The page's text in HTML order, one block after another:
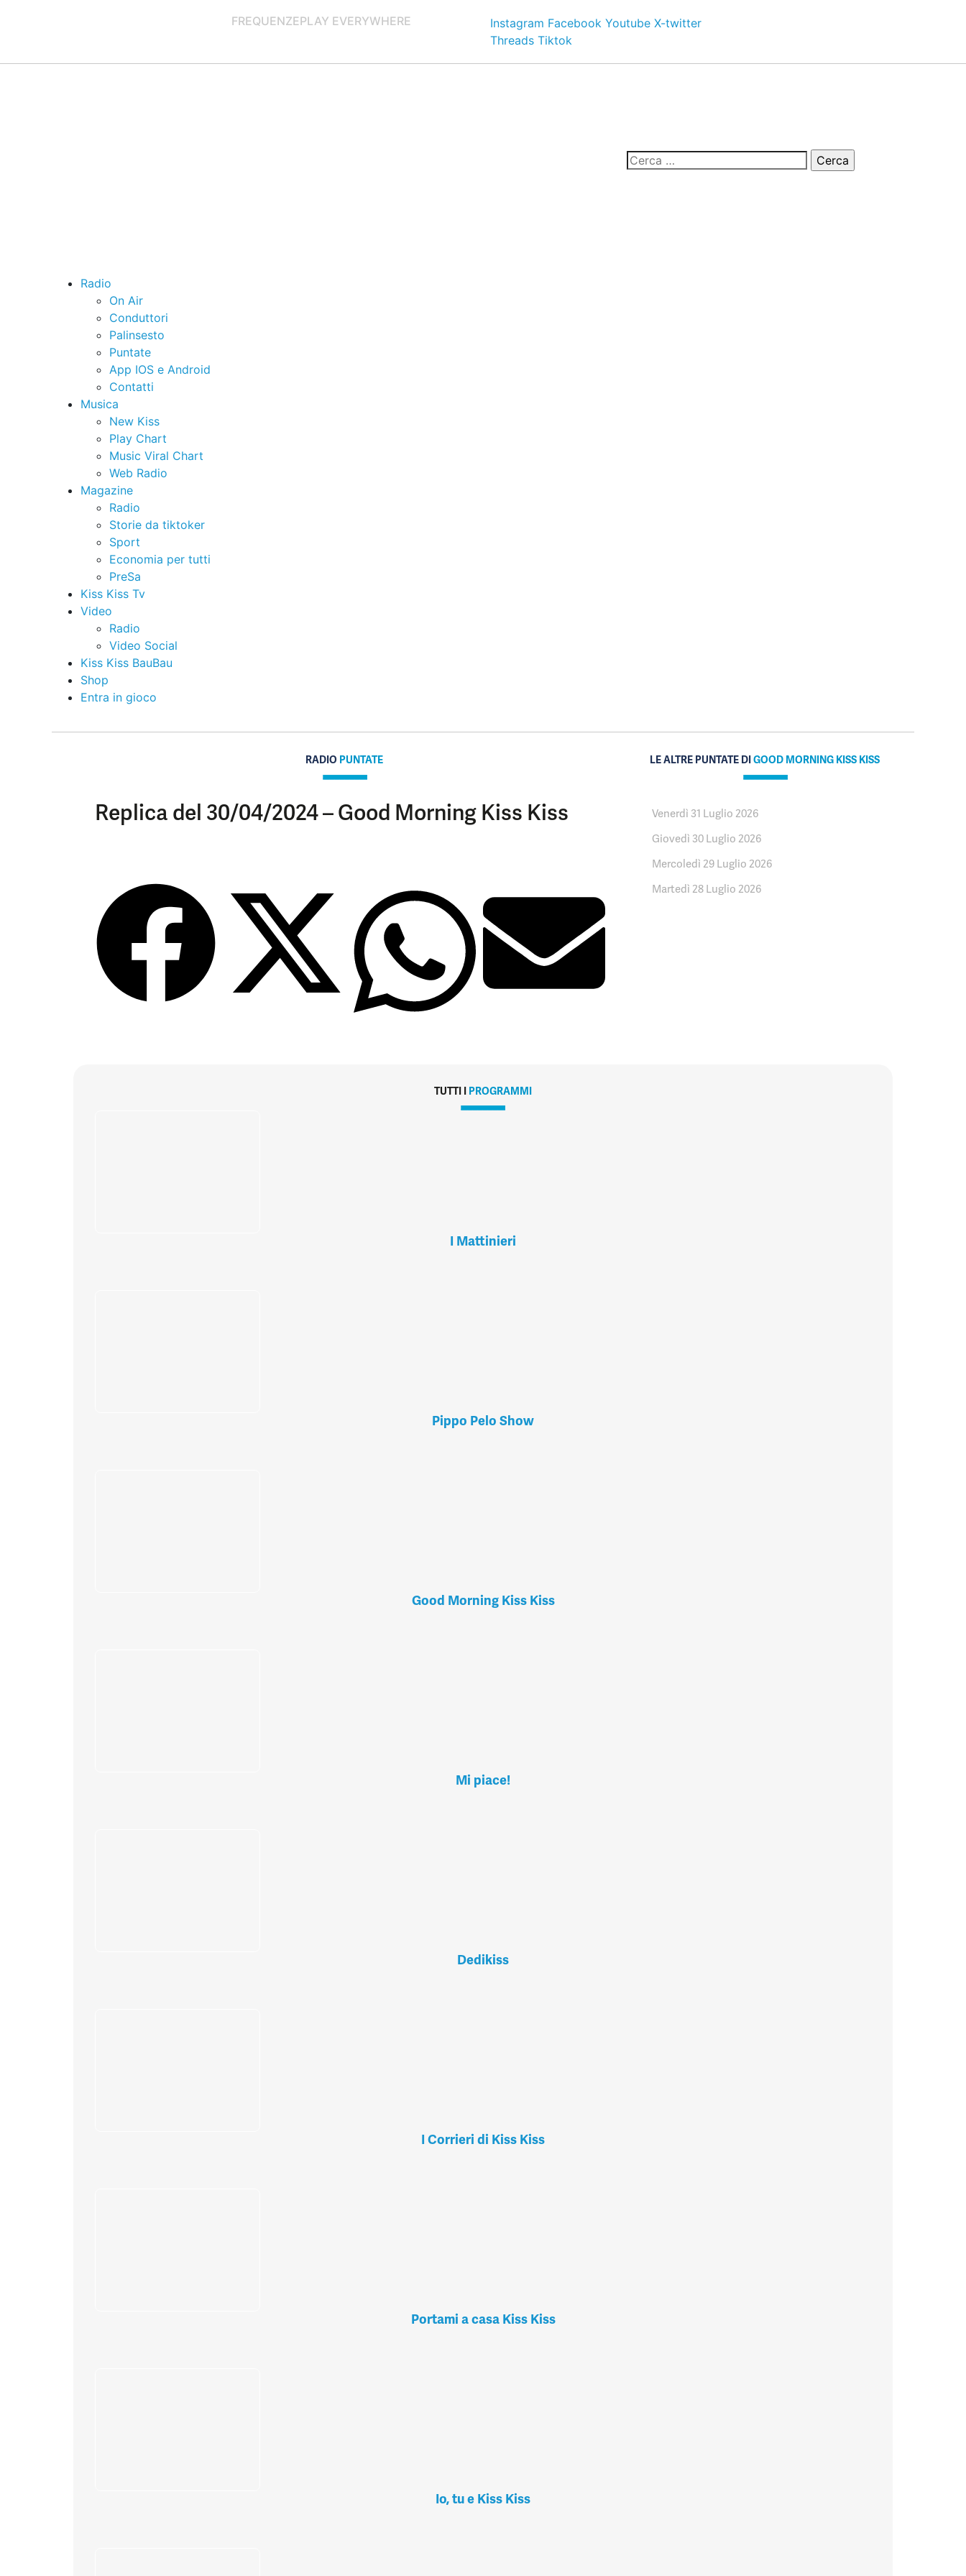
FREQUENZEPLAY EVERYWHERE Instagram Facebook Youtube X-twitter
Threads Tiktok
Radio
On Air
Conduttori
Palinsesto
Puntate
App IOS e Android
Contatti
Musica
New Kiss
Play Chart
Music Viral Chart
Web Radio
Magazine
Radio
Storie da tiktoker
Sport
Economia per tutti
PreSa
Kiss Kiss Tv
Video
Radio
Video Social
Kiss Kiss BauBau
Shop
Entra in gioco
RADIO PUNTATE
Replica del 30/04/2024 – Good Morning Kiss Kiss
LE ALTRE PUNTATE DIGOOD MORNING KISS KISS
Venerdì 31 Luglio 2026
Giovedì 30 Luglio 2026
Mercoledì 29 Luglio 2026
Martedì 28 Luglio 2026
TUTTI I PROGRAMMI
I Mattinieri
Pippo Pelo Show
Good Morning Kiss Kiss
Mi piace!
Dedikiss
I Corrieri di Kiss Kiss
Portami a casa Kiss Kiss
Io, tu e Kiss Kiss